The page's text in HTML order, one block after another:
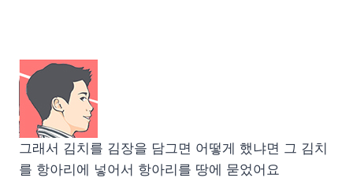
그래서 김치를 김장을 담그면 어떻게 했냐면 그 김치
를 항아리에 넣어서 항아리를 땅에 묻었어요